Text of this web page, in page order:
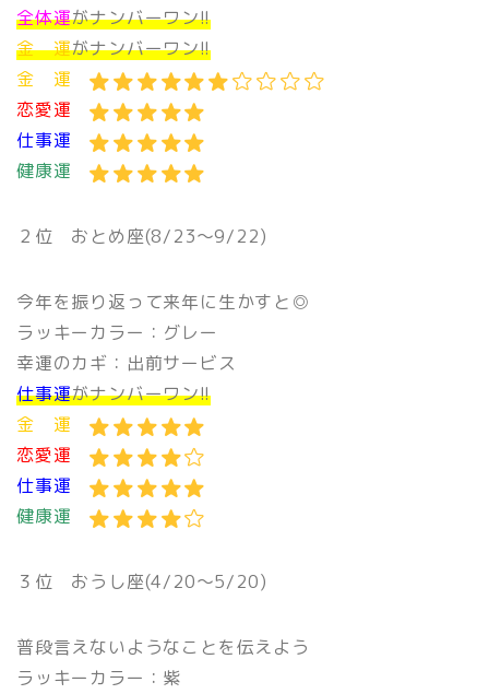
全体運がナンバーワン!!
金 運がナンバーワン!!
金 運
恋愛運
仕事運
健康運
２位 おとめ座(8/23〜9/22)
今年を振り返って来年に生かすと◎
ラッキーカラー：グレー
幸運のカギ：出前サービス
仕事運がナンバーワン!!
金 運
恋愛運
仕事運
健康運
３位 おうし座(4/20〜5/20)
普段言えないようなことを伝えよう
ラッキーカラー：紫